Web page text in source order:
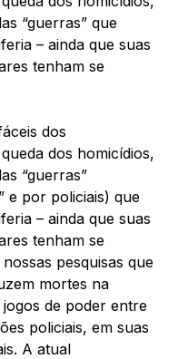
“guerras” que
– ainda que suas
tenham se
dos
dos homicídios,
“guerras”
e por policiais) que
– ainda que suas
tenham se
pesquisas que
mortes na
de poder entre
policiais, em suas
A atual